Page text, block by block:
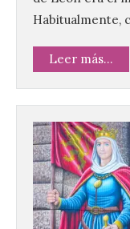
Habitualmente,
Leer más...